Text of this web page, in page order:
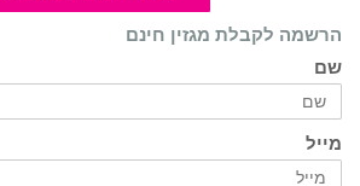
הרשמה לקבלת מגזין חינם
שם
מייל